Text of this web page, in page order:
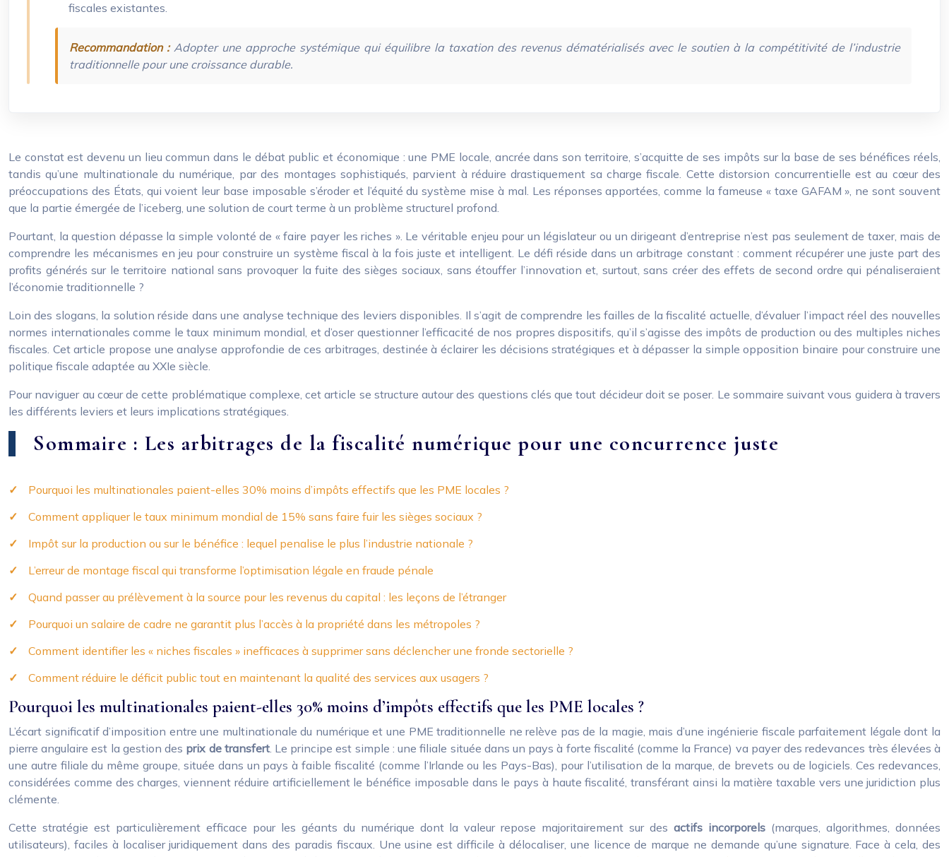
fiscales existantes.
Recommandation :Adopter une approche systémique qui équilibre la taxation des revenus dématérialisés avec le soutien à la compétitivité de l’industrie
traditionnelle pour une croissance durable.
Le constat est devenu un lieu commun dans le débat public et économique : une PME locale, ancrée dans son territoire, s’acquitte de ses impôts sur la base de ses bénéfices réels,
tandis qu’une multinationale du numérique, par des montages sophistiqués, parvient à réduire drastiquement sa charge fiscale. Cette distorsion concurrentielle est au cœur des
préoccupations des États, qui voient leur base imposable s’éroder et l’équité du système mise à mal. Les réponses apportées, comme la fameuse « taxe GAFAM », ne sont souvent
que la partie émergée de l’iceberg, une solution de court terme à un problème structurel profond.
Pourtant, la question dépasse la simple volonté de « faire payer les riches ». Le véritable enjeu pour un législateur ou un dirigeant d’entreprise n’est pas seulement de taxer, mais de
comprendre les mécanismes en jeu pour construire un système fiscal à la fois juste et intelligent. Le défi réside dans un arbitrage constant : comment récupérer une juste part des
profits générés sur le territoire national sans provoquer la fuite des sièges sociaux, sans étouffer l’innovation et, surtout, sans créer des effets de second ordre qui pénaliseraient
l’économie traditionnelle ?
Loin des slogans, la solution réside dans une analyse technique des leviers disponibles. Il s’agit de comprendre les failles de la fiscalité actuelle, d’évaluer l’impact réel des nouvelles
normes internationales comme le taux minimum mondial, et d’oser questionner l’efficacité de nos propres dispositifs, qu’il s’agisse des impôts de production ou des multiples niches
fiscales. Cet article propose une analyse approfondie de ces arbitrages, destinée à éclairer les décisions stratégiques et à dépasser la simple opposition binaire pour construire une
politique fiscale adaptée au XXIe siècle.
Pour naviguer au cœur de cette problématique complexe, cet article se structure autour des questions clés que tout décideur doit se poser. Le sommaire suivant vous guidera à travers
les différents leviers et leurs implications stratégiques.
Sommaire : Les arbitrages de la fiscalité numérique pour une concurrence juste
Pourquoi les multinationales paient-elles 30% moins d’impôts effectifs que les PME locales ?
Comment appliquer le taux minimum mondial de 15% sans faire fuir les sièges sociaux ?
Impôt sur la production ou sur le bénéfice : lequel penalise le plus l’industrie nationale ?
L’erreur de montage fiscal qui transforme l’optimisation légale en fraude pénale
Quand passer au prélèvement à la source pour les revenus du capital : les leçons de l’étranger
Pourquoi un salaire de cadre ne garantit plus l’accès à la propriété dans les métropoles ?
Comment identifier les « niches fiscales » inefficaces à supprimer sans déclencher une fronde sectorielle ?
Comment réduire le déficit public tout en maintenant la qualité des services aux usagers ?
Pourquoi les multinationales paient-elles 30% moins d’impôts effectifs que les PME locales ?
L’écart significatif d’imposition entre une multinationale du numérique et une PME traditionnelle ne relève pas de la magie, mais d’une ingénierie fiscale parfaitement légale dont la
pierre angulaire est la gestion des prix de transfert. Le principe est simple : une filiale située dans un pays à forte fiscalité (comme la France) va payer des redevances très élevées à
une autre filiale du même groupe, située dans un pays à faible fiscalité (comme l’Irlande ou les Pays-Bas), pour l’utilisation de la marque, de brevets ou de logiciels. Ces redevances,
considérées comme des charges, viennent réduire artificiellement le bénéfice imposable dans le pays à haute fiscalité, transférant ainsi la matière taxable vers une juridiction plus
clémente.
Cette stratégie est particulièrement efficace pour les géants du numérique dont la valeur repose majoritairement sur desactifs incorporels (marques, algorithmes, données
utilisateurs), faciles à localiser juridiquement dans des paradis fiscaux. Une usine est difficile à délocaliser, une licence de marque ne demande qu’une signature. Face à cela, des